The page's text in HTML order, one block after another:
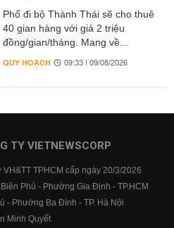
Phố đi bộ Thành Thái sẽ cho thuê
40 gian hàng với giá 2 triệu
đồng/gian/tháng. Mang về...
QUY HOẠCH 09:33 | 09/08/2026
TY VIETNEWSCORP
TPHCM cấp ngày 20/3/2026
Phủ - Phường Gia Định - TP.HCM
- Phường Ba Đình - TP. Hà Nội
Minh Quyết